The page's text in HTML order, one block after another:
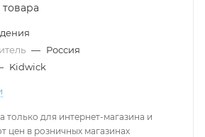
— Россия
Kidwick
только для интернет-магазина и
цен в розничных магазинах